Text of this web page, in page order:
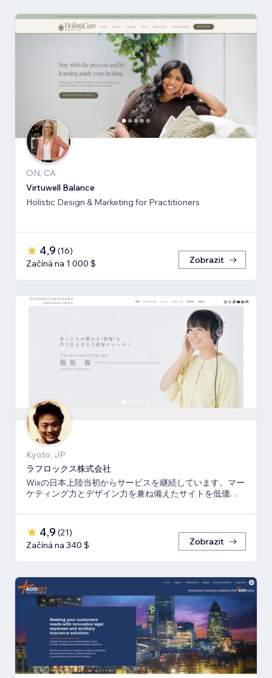
ON, CA
Virtuwell Balance
Holistic Design & Marketing for Practitioners
4,9 (16)
Začíná na 1 000 $
Zobrazit
Kyoto, JP
ラフロックス株式会社
Wixの日本上陸当初からサービスを継続しています。マー
ケティング力とデザイン力を兼ね備えたサイトを低価格
4,9 (21)
Začíná na 340 $
Zobrazit